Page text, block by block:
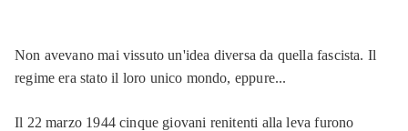
Non avevano mai vissuto un'idea diversa da quella fascista. Il
regime era stato il loro unico mondo, eppure...
Il 22 marzo 1944 cinque giovani renitenti alla leva furono